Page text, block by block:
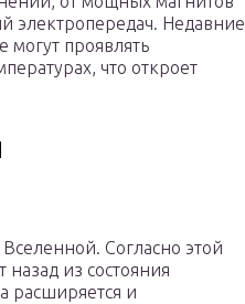
электропередач. Недавние
могут проявлять
что откроет
Согласно этой
из состояния
расширяется и